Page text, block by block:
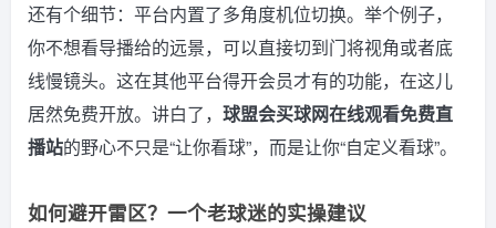
还有个细节：平台内置了多角度机位切换。举个例子，
你不想看导播给的远景，可以直接切到门将视角或者底
线慢镜头。这在其他平台得开会员才有的功能，在这儿
居然免费开放。讲白了， 球盟会买球网在线观看免费直
播站的野心不只是“让你看球”，而是让你“自定义看球”。
如何避开雷区？一个老球迷的实操建议